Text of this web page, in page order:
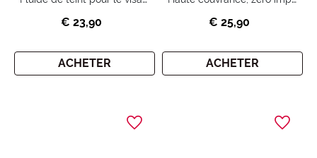
€ 23,90
ACHETER
€ 25,90
ACHETER